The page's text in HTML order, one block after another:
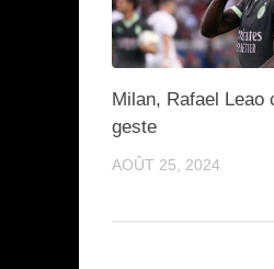
Milan, Rafael Leao
geste
AOÛT 25, 2024